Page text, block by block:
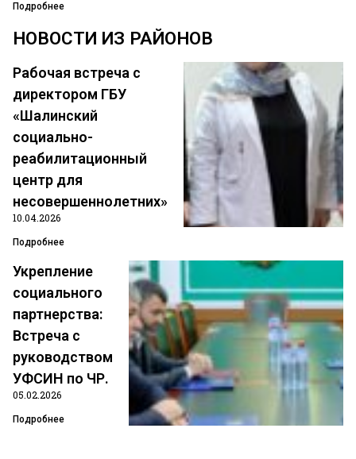
Сегодня в Чеченской
Республиканской организации
Профсоюза — рабочая встреча с
коллегами из районов
районной организации Профсоюза Домбаев Хас-
Магомед и председатель Урус-Мартановской
районной организации Профсоюза Аюбов Умар. В
рамках встречи состоялся содержательный диалог
с заведующей
ПОДРОБНЕЕ »
24.04.2025 Комментариев нет
Подробнее
НОВОСТИ ИЗ РАЙОНОВ
Рабочая встреча с
директором ГБУ
«Шалинский
социально-
реабилитационный
центр для
несовершеннолетних»
10.04.2026
Подробнее
Укрепление
социального
партнерства:
Встреча с
руководством
УФСИН по ЧР.
05.02.2026
Подробнее